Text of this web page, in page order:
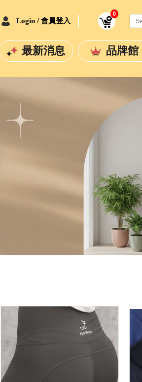
Login / 會員登入
0
最新消息 品牌館